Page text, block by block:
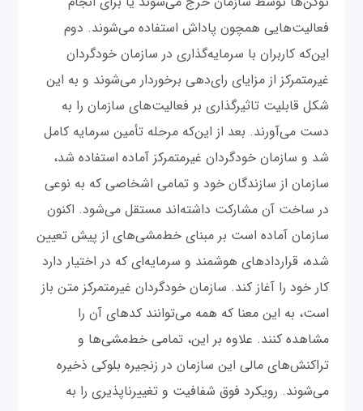
فعالیت‌هایی همچون پاداش استفاده می‌شوند. دوم
این‌که کاربران با سرمایه‌گذاری در سازمان خودگردان
غیرمتمرکز از مزایای رای‌دهی برخوردار می‌شوند و به این
شکل قابلیت تاثیرگذاری بر فعالیت‌های سازمان را به
دست می‌آورند. بعد از این‌که مرحله تأمین سرمایه کامل
شد و سازمان خودگردان غیرمتمرکز آماده استفاده شد،
سازمان از سازندگان خود و تمامی اشخاصی که به نوعی
در ساخت آن مشارکت داشته‌اند مستقل می‌شود. اکنون
سازمان آماده است بر مبنای خط‌مشی‌های از پیش تعیین
شده، قراردادهای هوشمند و سرمایه‌ای که در اختیار دارد
کار خود را آغاز کند. سازمان خودگردان غیرمتمرکز متن باز
است، به این معنا که همه می‌توانند کدهای آن را
مشاهده کنند. علاوه بر این، تمامی خط‌مشی‌ها و
تراکنش‌های مالی این سازمان در زنجیره بلوکی ذخیره
می‌شوند. رویکرد فوق شفافیت و تغییرناپذیری را به